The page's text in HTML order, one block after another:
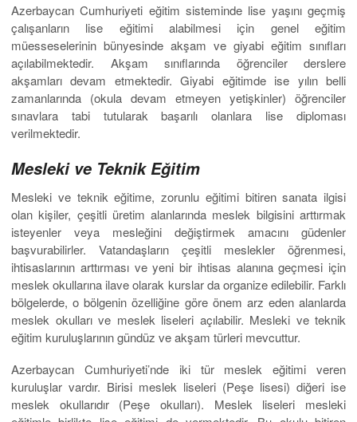
Azerbaycan Cumhuriyeti eğitim sisteminde lise yaşını geçmiş
çalışanların lise eğitimi alabilmesi için genel eğitim
müesseselerinin bünyesinde akşam ve giyabi eğitim sınıfları
açılabilmektedir. Akşam sınıflarında öğrenciler derslere
akşamları devam etmektedir. Giyabi eğitimde ise yılın belli
zamanlarında (okula devam etmeyen yetişkinler) öğrenciler
sınavlara tabi tutularak başarılı olanlara lise diploması
verilmektedir.
Mesleki ve Teknik Eğitim
Mesleki ve teknik eğitime, zorunlu eğitimi bitiren sanata ilgisi
olan kişiler, çeşitli üretim alanlarında meslek bilgisini arttırmak
isteyenler veya mesleğini değiştirmek amacını güdenler
başvurabilirler. Vatandaşların çeşitli meslekler öğrenmesi,
ihtisaslarının arttırması ve yeni bir ihtisas alanına geçmesi için
meslek okullarına ilave olarak kurslar da organize edilebilir. Farklı
bölgelerde, o bölgenin özelliğine göre önem arz eden alanlarda
meslek okulları ve meslek liseleri açılabilir. Mesleki ve teknik
eğitim kuruluşlarının gündüz ve akşam türleri mevcuttur.
Azerbaycan Cumhuriyeti’nde iki tür meslek eğitimi veren
kuruluşlar vardır. Birisi meslek liseleri (Peşe lisesi) diğeri ise
meslek okullarıdır (Peşe okulları). Meslek liseleri mesleki